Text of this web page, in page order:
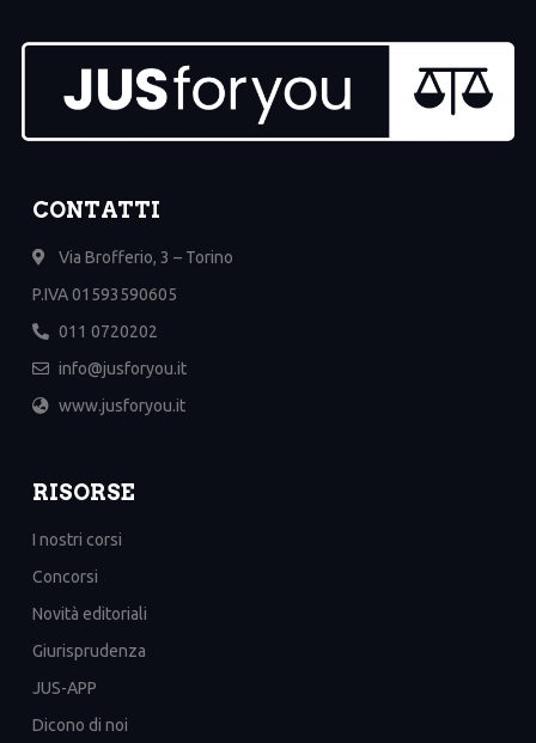
CONTATTI
Via Brofferio, 3 – Torino
P.IVA 01593590605
011 0720202
info@jusforyou.it
www.jusforyou.it
RISORSE
I nostri corsi
Concorsi
Novità editoriali
Giurisprudenza
JUS-APP
Dicono di noi